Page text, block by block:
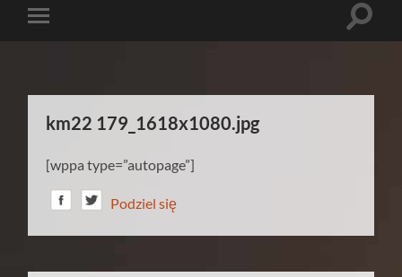
Toggle
Toggle
km22 179_1618x1080.jpg
[wppa type=”autopage”]
Podziel się